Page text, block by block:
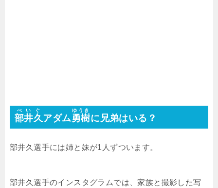
部井久
べいぐ
アダム勇樹
ゆうき
に兄弟はいる？
部井久選手には姉と妹が1人ずついます。
部井久選手のインスタグラムでは、家族と撮影した写